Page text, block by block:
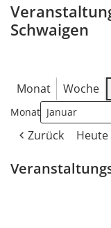
Schwaigen
Monat Woche
Monat
Zurück Heute